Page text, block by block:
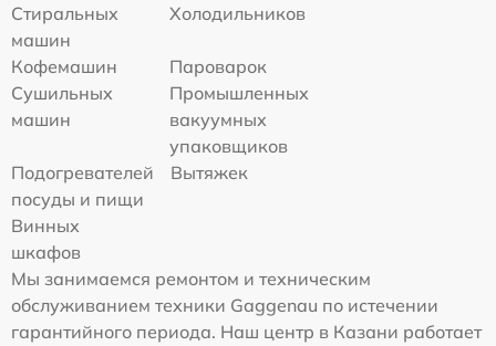
Стиральных
машин
Холодильников
Кофемашин
Пароварок
Сушильных
машин
Промышленных
вакуумных
упаковщиков
Подогревателей
посуды и пищи
Вытяжек
Винных
шкафов
Мы занимаемся ремонтом и техническим
обслуживанием техники Gaggenau по истечении
гарантийного периода. Наш центр в Казани работает